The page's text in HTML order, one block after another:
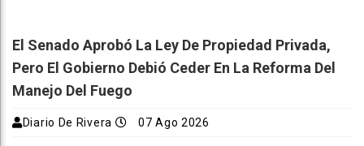
El Senado Aprobó La Ley De Propiedad Privada,
Pero El Gobierno Debió Ceder En La Reforma Del
Manejo Del Fuego
Diario De Rivera 07 Ago 2026